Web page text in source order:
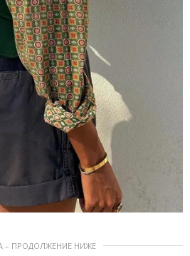
– ПРОДОЛЖЕНИЕ НИЖЕ